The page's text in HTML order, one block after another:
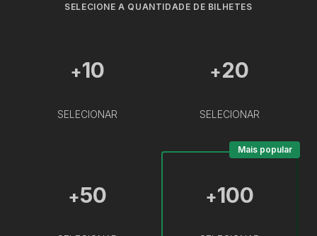
SELECIONE A QUANTIDADE DE BILHETES
+10
SELECIONAR
+20
SELECIONAR
+50 +100
Mais popular